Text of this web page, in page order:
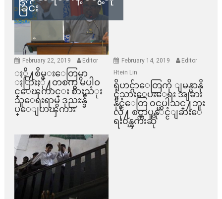
ခြင်း
February 22, 2019 Editor
ႏို႔စိမ္းေတြမွာ
ႏြားႏို႔တစက္မွ မပါဝ
င္ေၾကာင္း စားသံုး
သူေရးရာမွ ဒုညႊန္ခ်ဳ
ပ္ေျပာၾကား
February 14, 2019
Editor
Htein Lin
ရိုဟင္ဂ်ာေတြကို ျမန္မာနို
င္ငံသားေပးေရး အျခား
နိုင္ငံေတြ ၀င္မပါသင္႔ဘူး
လို႔ စင္ကာပူနုိင္ငံျခားေ
ရး၀န္ၾကီးဆို